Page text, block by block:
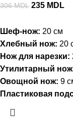
306MDL 235 MDL
Шеф-нож: 20 см
Хлебный нож: 20
Нож для нарезки:
Утилитарный
Овощной нож: 9
Пластиковая